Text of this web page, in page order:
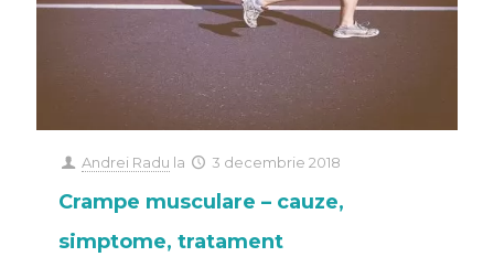
Andrei Radu la 3 decembrie 2018
Crampe musculare – cauze,
simptome, tratament